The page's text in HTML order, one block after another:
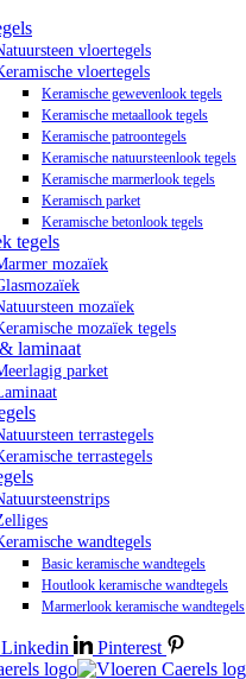
vloertegels
vloertegels
Keramische gewevenlook tegels
Keramische metaallook tegels
Keramische patroontegels
Keramische natuursteenlook tegels
Keramische marmerlook tegels
Keramisch parket
Keramische betonlook tegels
tegels
mozaïek
mozaïek
mozaïek tegels
laminaat
parket
terrastegels
terrastegels
wandtegels
Basic keramische wandtegels
Houtlook keramische wandtegels
Marmerlook keramische wandtegels
Linkedin Pinterest